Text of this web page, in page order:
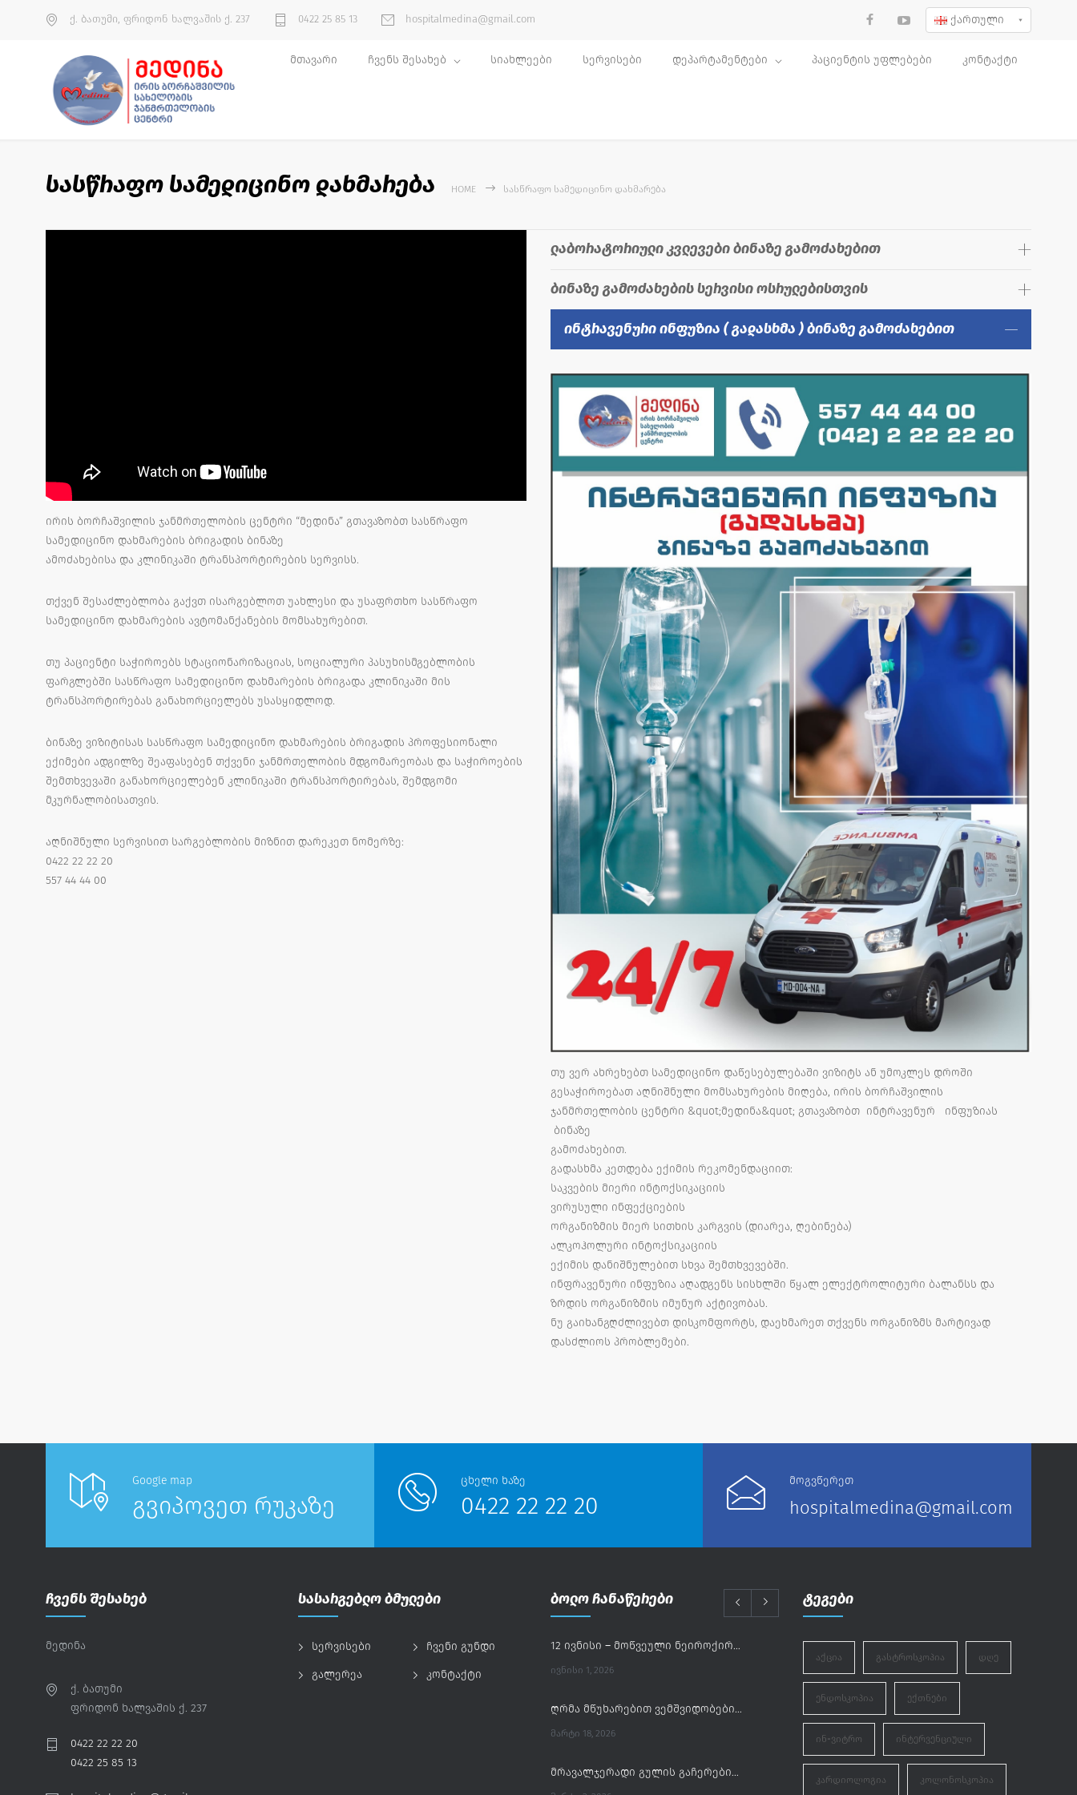
ქ. ბათუმი, ფრიდონ ხალვაშის ქ. 237 0422 25 85 13 hospitalmedina@gmail.com ქართული
მთავარი ჩვენს შესახებ სიახლეები სერვისები დეპარტამენტები პაციენტის უფლებები კონტაქტი
სასწრაფო სამედიცინო დახმარება HOME ᲡᲐᲡᲬᲠᲐᲤᲝ ᲡᲐᲛᲔᲓᲘᲪᲘᲜᲝ ᲓᲐᲮᲛᲐᲠᲔᲑᲐ
ირის ბორჩაშვილის ჯანმრთელობის ცენტრი “მედინა” გთავაზობთ სასწრაფო
სამედიცინო დახმარების ბრიგადის ბინაზე
ამოძახებისა და კლინიკაში ტრანსპორტირების სერვისს.
თქვენ შესაძლებლობა გაქვთ ისარგებლოთ უახლესი და უსაფრთხო სასწრაფო
სამედიცინო დახმარების ავტომანქანების მომსახურებით.
თუ პაციენტი საჭიროებს სტაციონარიზაციას, სოციალური პასუხისმგებლობის
ფარგლებში სასწრაფო სამედიცინო დახმარების ბრიგადა კლინიკაში მის
ტრანსპორტირებას განახორციელებს უსასყიდლოდ.
ბინაზე ვიზიტისას სასწრაფო სამედიცინო დახმარების ბრიგადის პროფესიონალი
ექიმები ადგილზე შეაფასებენ თქვენი ჯანმრთელობის მდგომარეობას და საჭიროების
შემთხვევაში განახორციელებენ კლინიკაში ტრანსპორტირებას, შემდგომი
მკურნალობისათვის.
აღნიშნული სერვისით სარგებლობის მიზნით დარეკეთ ნომერზე:
0422 22 22 20
557 44 44 00
ლაბორატორიული კვლევები ბინაზე გამოძახებით
ბინაზე გამოძახების სერვისი ოსრულებისთვის
ინტრავენური ინფუზია ( გადასხმა ) ბინაზე გამოძახებით
თუ ვერ ახრეხებთ სამედიცინო დაწესებულებაში ვიზიტს ან უმოკლეს დროში
გესაჭიროებათ აღნიშნული მომსახურების მიღება, ირის ბორჩაშვილის
ჯანმრთელობის ცენტრი &quot;მედინა&quot; გთავაზობთ ინტრავენურ ინფუზიას
ბინაზე
გამოძახებით.
გადასხმა კეთდება ექიმის რეკომენდაციით:
საკვების მიერი ინტოქსიკაციის
ვირუსული ინფექციების
ორგანიზმის მიერ სითხის კარგვის (დიარეა, ღებინება)
ალკოჰოლური ინტოქსიკაციის
ექიმის დანიშნულებით სხვა შემთხვევებში.
ინფრავენური ინფუზია აღადგენს სისხლში წყალ ელექტროლიტური ბალანსს და
ზრდის ორგანიზმის იმუნურ აქტივობას.
ნუ გაიხანგღძლივებთ დისკომფორტს, დაეხმარეთ თქვენს ორგანიზმს მარტივად
დასძლიოს პრობლემები.
Google map
გვიპოვეთ რუკაზე
ცხელი ხაზე
0422 22 22 20
მოგვწერეთ
hospitalmedina@gmail.com
ჩვენს შესახებ
მედინა
ქ. ბათუმი
ფრიდონ ხალვაშის ქ. 237
0422 22 22 20
0422 25 85 13
სასარგებლო ბმულები
სერვისები ჩვენი გუნდი
გალერეა კონტაქტი
ბოლო ჩანაწერები
12 ივნისი – მოწვეული ნეიროქირურგები „მედინაში“
ᲘᲕᲜᲘᲡᲘ 1, 2026
ღრმა მწუხარებით ვემშვიდობებით სრულიად საქართველოს კათოლიკოს-პატრიარქს, ილია II-ს
ᲛᲐᲠᲢᲘ 18, 2026
მრავალჯერადი გულის გაჩერების შემდეგ მელოგინე პაციენტის წარმატებული მართვის შემთხვევა
ტეგები
ᲐᲥᲪᲘᲐ ᲒᲐᲡᲢᲠᲝᲡᲙᲝᲞᲘᲐ ᲓᲦᲔ
ᲔᲜᲓᲝᲡᲙᲝᲞᲘᲐ ᲔᲥᲗᲜᲔᲑᲘ
ᲘᲜ-ᲕᲘᲢᲠᲝ ᲘᲜᲢᲔᲠᲕᲔᲜᲪᲘᲣᲚᲘ
ᲙᲐᲠᲓᲘᲝᲚᲝᲒᲘᲐ ᲙᲝᲚᲝᲜᲝᲡᲙᲝᲞᲘᲐ